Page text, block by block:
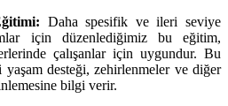
Daha spesifik ve ileri seviye
için düzenlediğimiz bu eğitim,
çalışanlar için uygundur. Bu
desteği, zehirlenmeler ve diğer
bilgi verir.